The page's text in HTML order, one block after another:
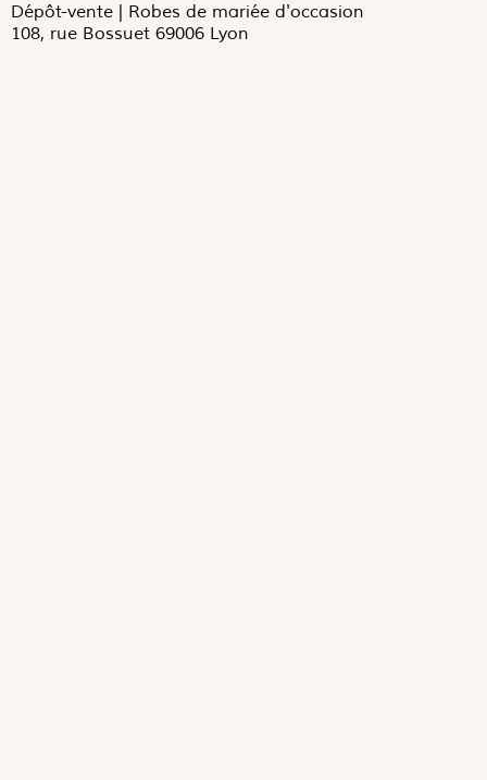
Dépôt-vente | Robes de mariée d'occasion
108, rue Bossuet 69006 Lyon